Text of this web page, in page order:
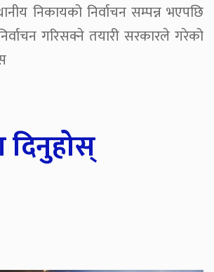
निकायको निर्वाचन सम्पन्न भएपछि
गरिसक्ने तयारी सरकारले गरेको
दिनुहोस्